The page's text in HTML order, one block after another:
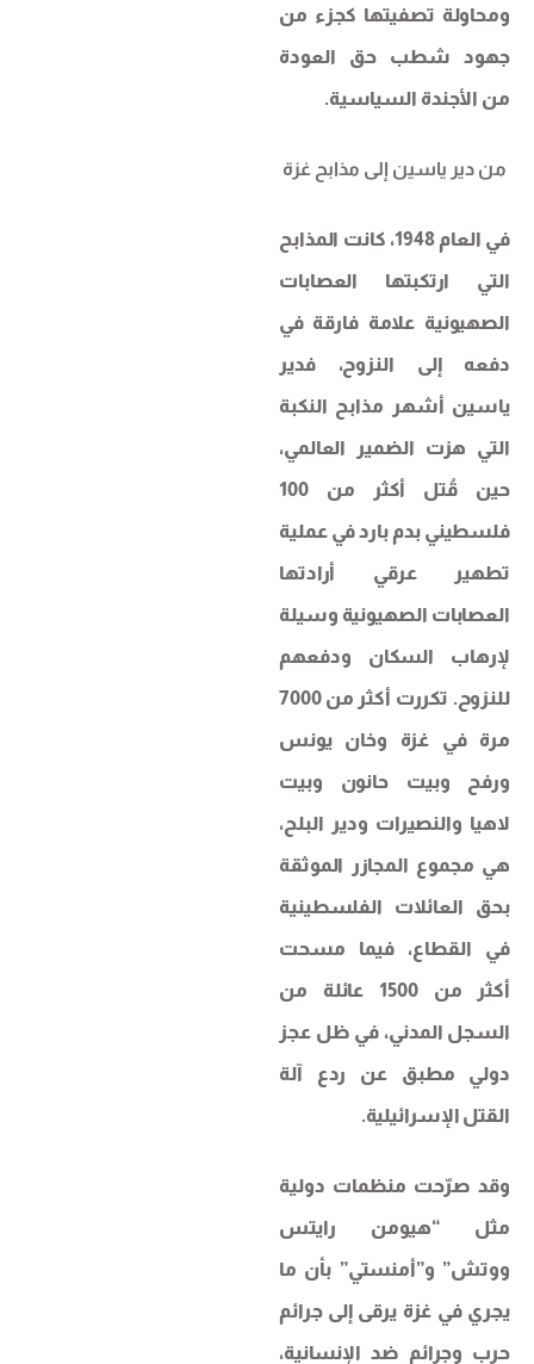
ومحاولة تصفيتها كجزء من
جهود شطب حق العودة
من الأجندة السياسية.
من دير ياسين إلى مذابح غزة
في العام 1948، كانت المذابح
التي ارتكبتها العصابات
الصهيونية علامة فارقة في
دفعه إلى النزوح، فدير
ياسين أشهر مذابح النكبة
التي هزت الضمير العالمي،
حين قُتل أكثر من 100
فلسطيني بدم بارد في عملية
تطهير عرقي أرادتها
العصابات الصهيونية وسيلة
لإرهاب السكان ودفعهم
للنزوح. تكررت أكثر من 7000
مرة في غزة وخان يونس
ورفح وبيت حانون وبيت
لاهيا والنصيرات ودير البلح،
هي مجموع المجازر الموثقة
بحق العائلات الفلسطينية
في القطاع، فيما مسحت
أكثر من 1500 عائلة من
السجل المدني، في ظل عجز
دولي مطبق عن ردع آلة
القتل الإسرائيلية.
وقد صرّحت منظمات دولية
مثل “هيومن رايتس
ووتش” و”أمنستي” بأن ما
يجري في غزة يرقى إلى جرائم
حرب وجرائم ضد الإنسانية،